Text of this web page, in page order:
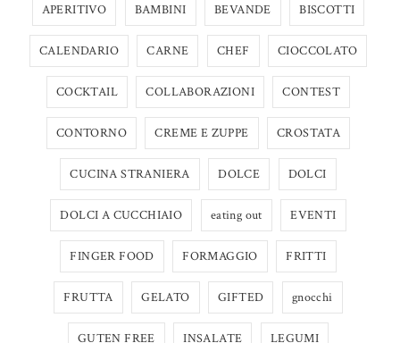
APERITIVO BAMBINI BEVANDE BISCOTTI
CALENDARIO CARNE CHEF CIOCCOLATO
COCKTAIL COLLABORAZIONI CONTEST
CONTORNO CREME E ZUPPE CROSTATA
CUCINA STRANIERA DOLCE DOLCI
DOLCI A CUCCHIAIO eating out EVENTI
FINGER FOOD FORMAGGIO FRITTI
FRUTTA GELATO GIFTED gnocchi
GUTEN FREE INSALATE LEGUMI